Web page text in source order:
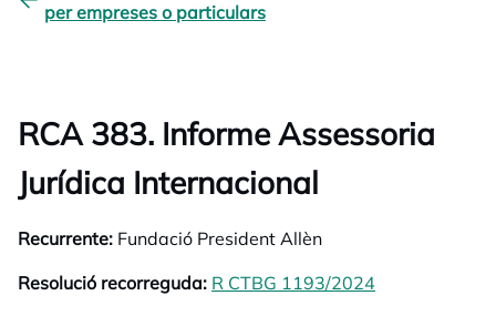
per empreses o particulars
RCA 383. Informe Assessoria
Jurídica Internacional
Recurrente: Fundació President Allèn
Resolució recorreguda: R CTBG 1193/2024